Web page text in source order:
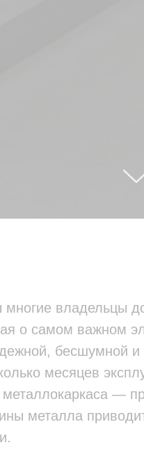
владельцы
о самом важном
бесшумной и
месяцев
металлокаркаса —
металла